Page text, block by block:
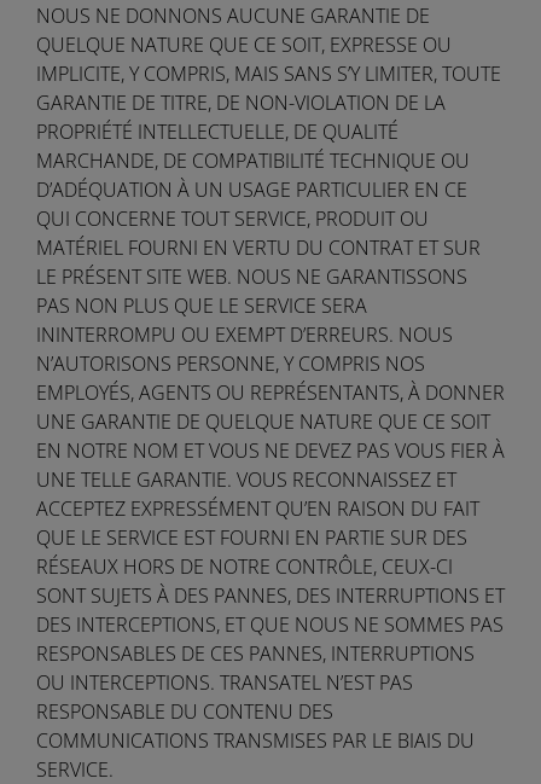
NOUS NE DONNONS AUCUNE GARANTIE DE
QUELQUE NATURE QUE CE SOIT, EXPRESSE OU
IMPLICITE, Y COMPRIS, MAIS SANS S’Y LIMITER, TOUTE
GARANTIE DE TITRE, DE NON-VIOLATION DE LA
PROPRIÉTÉ INTELLECTUELLE, DE QUALITÉ
MARCHANDE, DE COMPATIBILITÉ TECHNIQUE OU
D’ADÉQUATION À UN USAGE PARTICULIER EN CE
QUI CONCERNE TOUT SERVICE, PRODUIT OU
MATÉRIEL FOURNI EN VERTU DU CONTRAT ET SUR
LE PRÉSENT SITE WEB. NOUS NE GARANTISSONS
PAS NON PLUS QUE LE SERVICE SERA
ININTERROMPU OU EXEMPT D’ERREURS. NOUS
N’AUTORISONS PERSONNE, Y COMPRIS NOS
EMPLOYÉS, AGENTS OU REPRÉSENTANTS, À DONNER
UNE GARANTIE DE QUELQUE NATURE QUE CE SOIT
EN NOTRE NOM ET VOUS NE DEVEZ PAS VOUS FIER À
UNE TELLE GARANTIE. VOUS RECONNAISSEZ ET
ACCEPTEZ EXPRESSÉMENT QU’EN RAISON DU FAIT
QUE LE SERVICE EST FOURNI EN PARTIE SUR DES
RÉSEAUX HORS DE NOTRE CONTRÔLE, CEUX-CI
SONT SUJETS À DES PANNES, DES INTERRUPTIONS ET
DES INTERCEPTIONS, ET QUE NOUS NE SOMMES PAS
RESPONSABLES DE CES PANNES, INTERRUPTIONS
OU INTERCEPTIONS. TRANSATEL N’EST PAS
RESPONSABLE DU CONTENU DES
COMMUNICATIONS TRANSMISES PAR LE BIAIS DU
SERVICE.